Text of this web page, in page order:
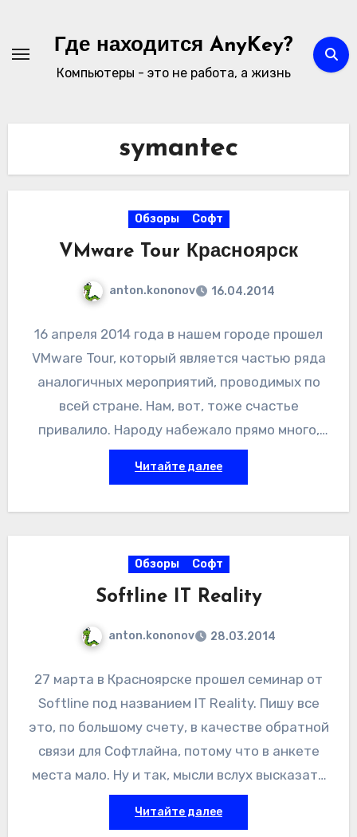
содержимомуГде находится AnyKey?
Компьютеры - это не работа, а жизнь
symantec
Обзоры Софт
VMware Tour Красноярск
anton.kononov 16.04.2014
16 апреля 2014 года в нашем городе прошел
VMware Tour, который является частью ряда
аналогичных мероприятий, проводимых по
всей стране. Нам, вот, тоже счастье
привалило. Народу набежало прямо много,
адекватно оценивать не берусь, но много.
Читайте далее
Обзоры Софт
Softline IT Reality
anton.kononov 28.03.2014
27 марта в Красноярске прошел семинар от
Softline под названием IT Reality. Пишу все
это, по большому счету, в качестве обратной
связи для Софтлайна, потому что в анкете
места мало. Ну и так, мысли вслух высказать
для тех, кто на семинар не попал. Сперва —
докладчики и доклады.
Читайте далее